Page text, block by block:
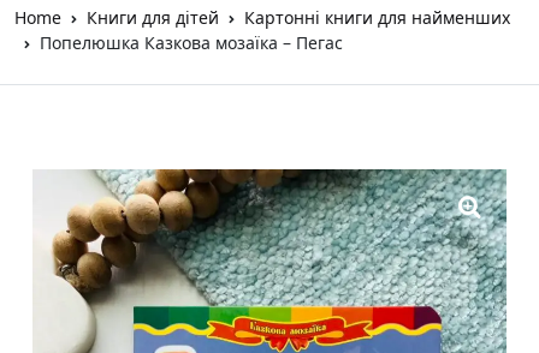
Home Книги для дітей
Картонні книги для найменших
Попелюшка Казкова мозаїка – Пегас